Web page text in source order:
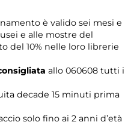
è valido sei mesi e
e alle mostre del
del 10% nelle loro librerie
allo 060608 tutti i
decade 15 minuti prima
solo fino ai 2 anni d’età